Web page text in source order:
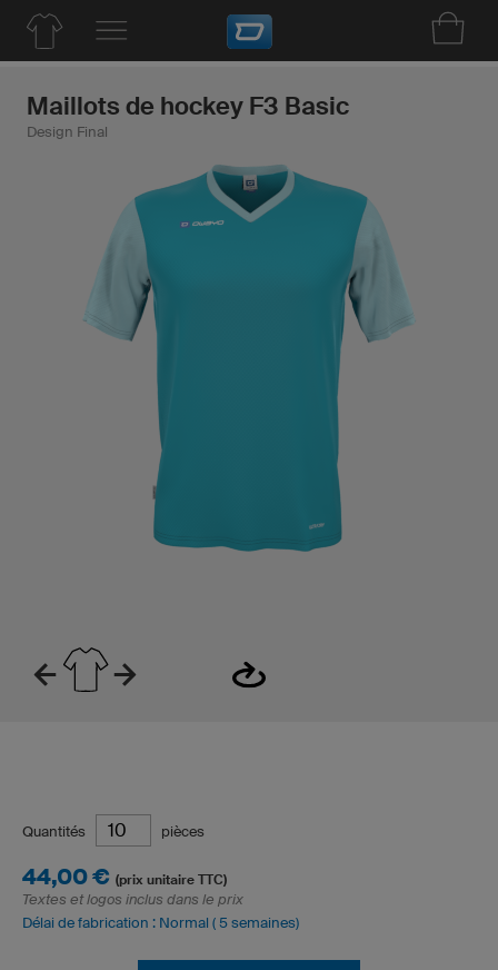
Maillots de hockey F3 Basic
Design Final
Quantités pièces
44,00 € (prix unitaire TTC)
Textes et logos inclus dans le prix
Délai de fabrication : Normal ( 5 semaines)